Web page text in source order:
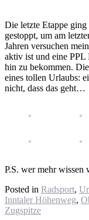
Die letzte Etappe
gestoppt, um am
Jahren versuchen
aktiv ist und eine PPL
hin zu bekommen.
eines tollen Urlaubs:
nicht, dass das geht…
P.S. wer mehr
Posted in Radsport,
Inntaler Höhenweg,
Zugspitze